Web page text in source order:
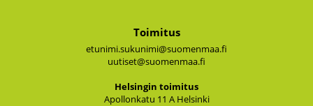
Toimitus
etunimi.sukunimi@suomenmaa.fi
uutiset@suomenmaa.fi
Hel­sin­gin toi­mi­tus
Apol­lon­ka­tu 11 A Hel­sin­ki